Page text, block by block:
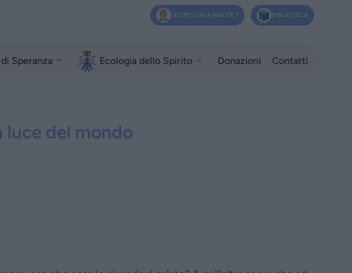
LEOPOLDINA NAUDET BIBLIOTECA
Speranza Ecologia dello Spirito Donazioni Contatti
luce del mondo